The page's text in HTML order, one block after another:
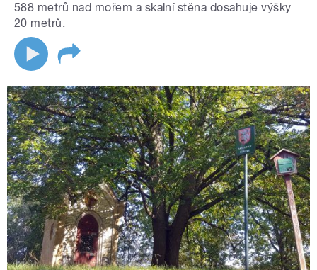
588 metrů nad mořem a skalní stěna dosahuje výšky
20 metrů.